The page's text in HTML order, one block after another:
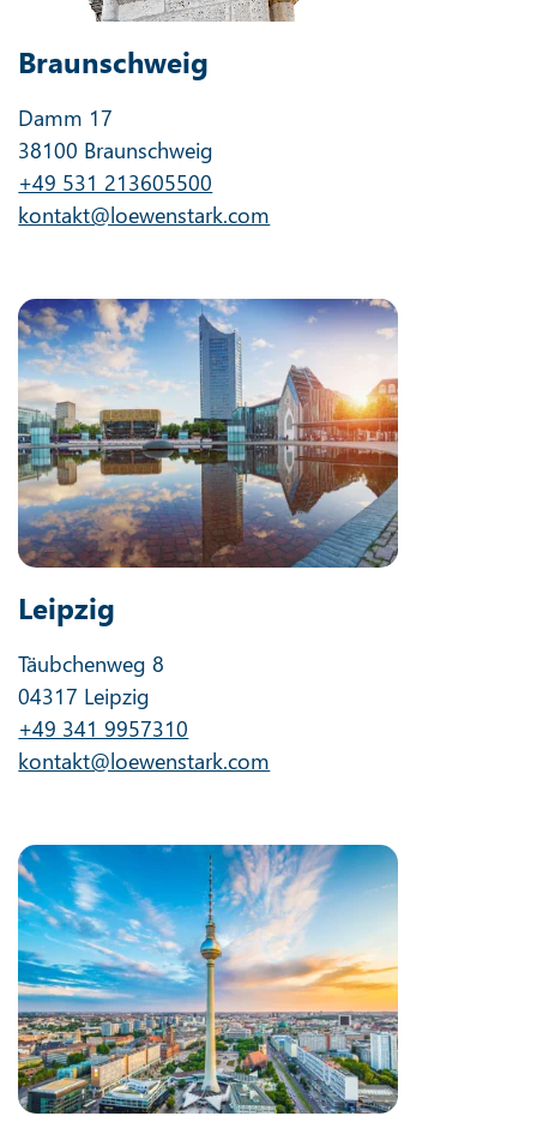
Braunschweig
Damm 17
38100 Braunschweig
+49 531 213605500
kontakt@loewenstark.com
Leipzig
Täubchenweg 8
04317 Leipzig
+49 341 9957310
kontakt@loewenstark.com